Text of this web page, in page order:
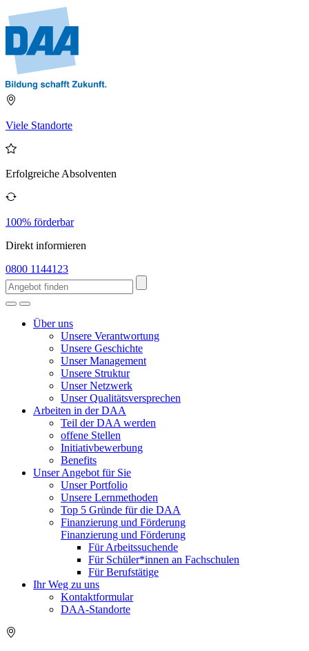
Viele Standorte
Erfolgreiche Absolventen
100% förderbar
Direkt informieren
0800 1144123
Über uns
Unsere Verantwortung
Unsere Geschichte
Unser Management
Unsere Struktur
Unser Netzwerk
Unser Qualitätsversprechen
Arbeiten in der DAA
Teil der DAA werden
offene Stellen
Initiativbewerbung
Benefits
Unser Angebot für Sie
Unser Portfolio
Unsere Lernmethoden
Top 5 Gründe für die DAA
Finanzierung und Förderung
Finanzierung und Förderung
Für Arbeitssuchende
Für Schüler*innen an Fachschulen
Für Berufstätige
Ihr Weg zu uns
Kontaktformular
DAA-Standorte